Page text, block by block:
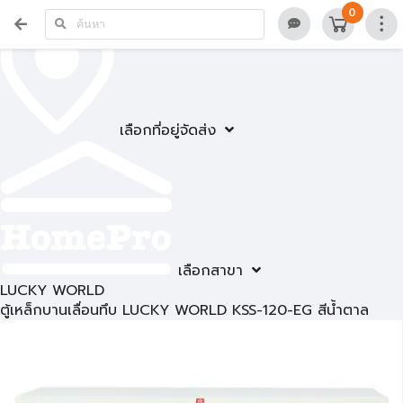
เลือกที่อยู่จัดส่ง
เลือกสาขา
0
LUCKY WORLD
ตู้เหล็กบานเลื่อนทึบ LUCKY WORLD KSS-120-EG สีน้ำตาล